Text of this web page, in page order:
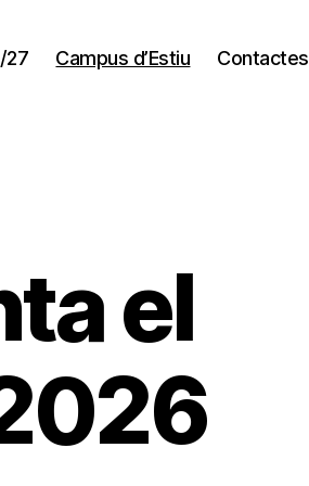
27 Campus d’Estiu Contactes
el